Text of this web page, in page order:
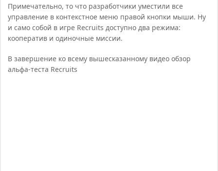
Примечательно, то что разработчики уместили все
управление в контекстное меню правой кнопки мыши. Ну
и само собой в игре Recruits доступно два режима:
кооператив и одиночные миссии.
В завершение ко всему вышесказанному видео обзор
альфа-теста Recruits